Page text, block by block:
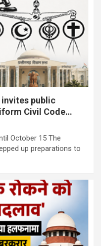
public
Civil Code…
October 15 The
up preparations to